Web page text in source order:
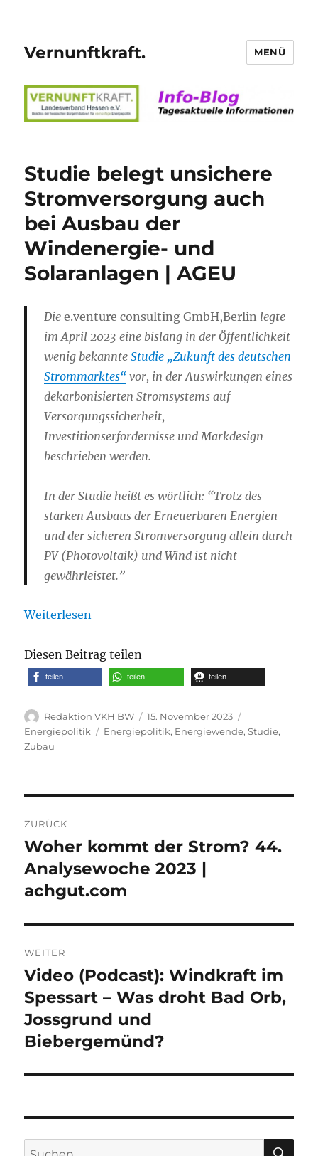
Vernunftkraft. MENÜ
Studie belegt unsichere
Stromversorgung auch
bei Ausbau der
Windenergie- und
Solaranlagen | AGEU
Diee.venture consulting GmbH,Berlin legte
im April 2023 eine bislang in der Öffentlichkeit
wenig bekannteStudie „Zukunft des deutschen
Strommarktes“ vor, in der Auswirkungen eines
dekarbonisierten Stromsystems auf
Versorgungssicherheit,
Investitionserfordernisse und Markdesign
beschrieben werden.
In der Studie heißt es wörtlich: “Trotz des
starken Ausbaus der Erneuerbaren Energien
und der sicheren Stromversorgung allein durch
PV (Photovoltaik) und Wind ist nicht
gewährleistet.”
Weiterlesen
Diesen Beitrag teilen
teilen teilen teilen
Autor
Redaktion VKH BW
Veröffentlicht
am
15. November 2023
Energiepolitik
Schlagwörter
Energiepolitik, Energiewende,Studie,
Zubau
ZURÜCK
Vorheriger
Beitrag:
Woher kommt der Strom? 44.
Analysewoche 2023 |
achgut.com
WEITER
Nächster
Beitrag:
Video (Podcast): Windkraft im
Spessart – Was droht Bad Orb,
Jossgrund und
Biebergemünd?
Suche